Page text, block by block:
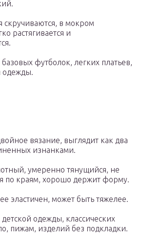
скручиваются, в мокром
растягивается и
базовых футболок, легких платьев,
одежды.
вязание, выглядит как два
изнанками.
умеренно тянущийся, не
по краям, хорошо держит форму.
эластичен, может быть тяжелее.
детской одежды, классических
пижам, изделий без подкладки.